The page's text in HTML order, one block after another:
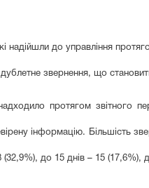
надійшли до управління
звернення, що
протягом звітного
інформацію. Більшість
до 15 днів – 15 (17,6%),